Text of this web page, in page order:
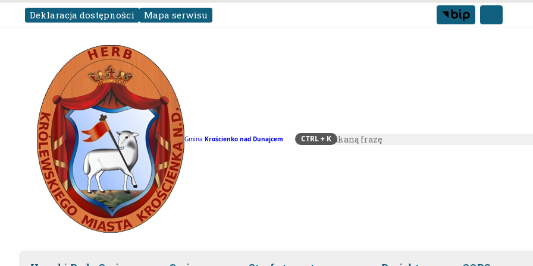
Deklaracja dostępności Mapa serwisu
Gmina Krościenko nad Dunajcem Szukaj
CTRL+ K